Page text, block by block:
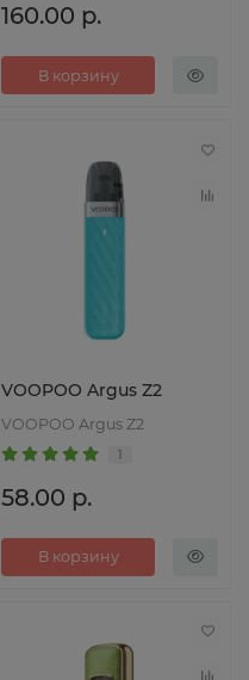
160.00 р.
В корзину
VOOPOO Argus Z2
VOOPOO Argus Z2
1
58.00 р.
В корзину